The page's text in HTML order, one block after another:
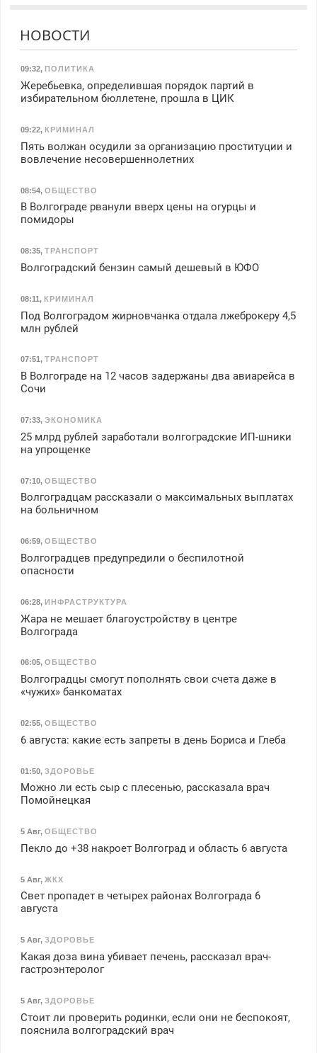
НОВОСТИ
09:32, ПОЛИТИКА
Жеребьевка, определившая порядок партий в
избирательном бюллетене, прошла в ЦИК
09:22, КРИМИНАЛ
Пять волжан осудили за организацию проституции и
вовлечение несовершеннолетних
08:54, ОБЩЕСТВО
В Волгограде рванули вверх цены на огурцы и
помидоры
08:35, ТРАНСПОРТ
Волгоградский бензин самый дешевый в ЮФО
08:11, КРИМИНАЛ
Под Волгоградом жирновчанка отдала лжеброкеру 4,5
млн рублей
07:51 , ТРАНСПОРТ
В Волгограде на 12 часов задержаны два авиарейса в
Сочи
07:33, ЭКОНОМИКА
25 млрд рублей заработали волгоградские ИП-шники
на упрощенке
07:10, ОБЩЕСТВО
Волгоградцам рассказали о максимальных выплатах
на больничном
06:59, ОБЩЕСТВО
Волгоградцев предупредили о беспилотной
опасности
06:28, ИНФРАСТРУКТУРА
Жара не мешает благоустройству в центре
Волгограда
06:05, ОБЩЕСТВО
Волгоградцы смогут пополнять свои счета даже в
«чужих» банкоматах
02:55, ОБЩЕСТВО
6 августа: какие есть запреты в день Бориса и Глеба
01:50, ЗДОРОВЬЕ
Можно ли есть сыр с плесенью, рассказала врач
Помойнецкая
5 Авг, ОБЩЕСТВО
Пекло до +38 накроет Волгоград и область 6 августа
5 Авг, ЖКХ
Свет пропадет в четырех районах Волгограда 6
августа
5 Авг, ЗДОРОВЬЕ
Какая доза вина убивает печень, рассказал врач-
гастроэнтеролог
5 Авг, ЗДОРОВЬЕ
Стоит ли проверить родинки, если они не беспокоят,
пояснила волгоградский врач